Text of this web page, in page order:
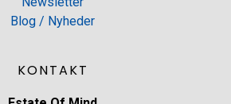
Blog / Nyheder
KONTAKT